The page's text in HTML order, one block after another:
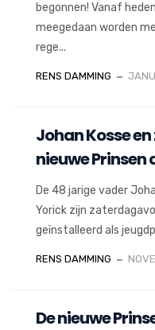
begonnen! Vanaf
meegedaan worden
rege...
RENS DAMMING
Johan Kosse
nieuwe Prinsen
De 48 jarige vader
Yorick zijn
geïnstalleerd als
RENS DAMMING
De nieuwe